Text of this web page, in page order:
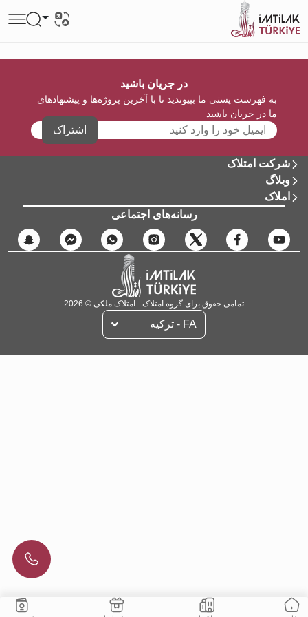
در جریان باشید
به فهرست پستی ما بپیوندید تا با آخرین پروژه‌ها و پیشنهادهای
ما در جریان باشید
اشتراک
شرکت امتلاک
وبلاگ
املاک
رسانه‌های اجتماعی
تمامی حقوق برای گروه امتلاک - امتلاک ملکی © 2026
FA - تركيه